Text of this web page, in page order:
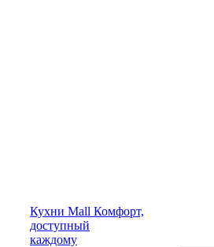
Кухни Mall Комфорт,
доступный
каждому